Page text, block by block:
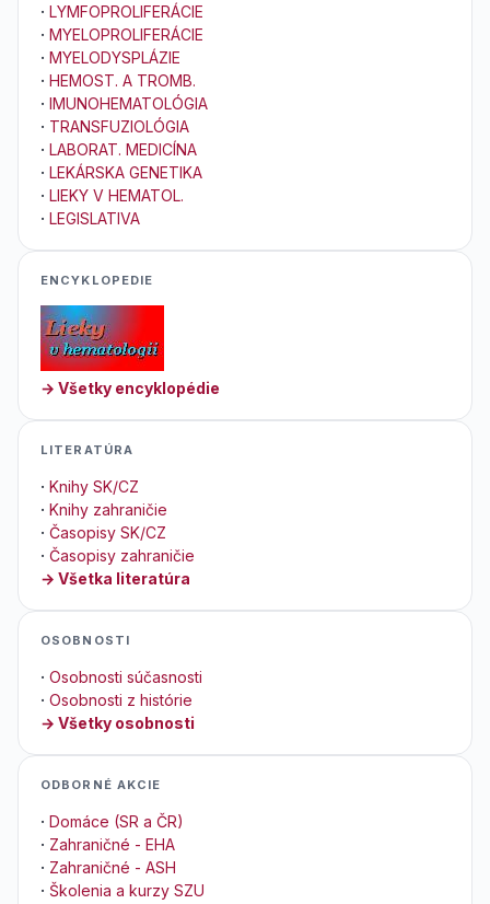
· LYMFOPROLIFERÁCIE
· MYELOPROLIFERÁCIE
· MYELODYSPLÁZIE
· HEMOST. A TROMB.
· IMUNOHEMATOLÓGIA
· TRANSFUZIOLÓGIA
· LABORAT. MEDICÍNA
· LEKÁRSKA GENETIKA
· LIEKY V HEMATOL.
· LEGISLATIVA
ENCYKLOPEDIE
→ Všetky encyklopédie
LITERATÚRA
· Knihy SK/CZ
· Knihy zahraničie
· Časopisy SK/CZ
· Časopisy zahraničie
→ Všetka literatúra
OSOBNOSTI
· Osobnosti súčasnosti
· Osobnosti z histórie
→ Všetky osobnosti
ODBORNÉ AKCIE
· Domáce (SR a ČR)
· Zahraničné - EHA
· Zahraničné - ASH
· Školenia a kurzy SZU